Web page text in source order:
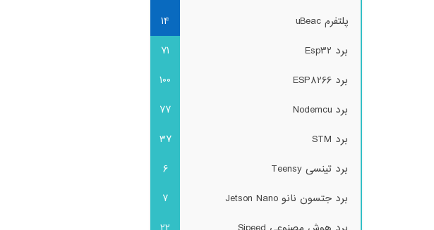
پلتفرم uBeac
14
برد Esp32
71
برد ESP8266
100
برد Nodemcu
77
برد STM
37
برد تینسی Teensy
6
برد جتسون نانو Jetson Nano
7